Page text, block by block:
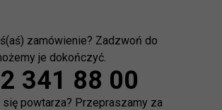
zamówienie? Zadzwoń do
je dokończyć.
341 88 00
się powtarza? Przepraszamy za